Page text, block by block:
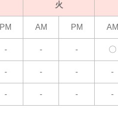
火
PM AM PM AM
- - - 〇
- - - -
- - - -